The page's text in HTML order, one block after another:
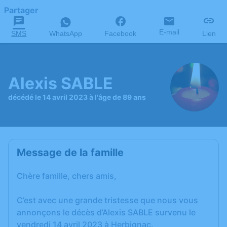
Partager
SMS WhatsApp Facebook E-mail Lien
Alexis SABLE
décédé le 14 avril 2023 à l'âge de 89 ans
Message de la famille
Chère famille, chers amis,
C’est avec une grande tristesse que nous vous
annonçons le décès d’Alexis SABLE survenu le
vendredi 14 avril 2023 à Herbignac.